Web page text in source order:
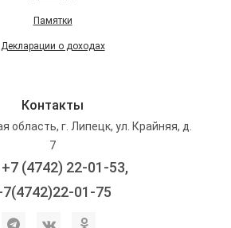
Памятки
Декларации о доходах
Контакты
область, г. Липецк, ул. Крайняя, д.
7
+7 (4742) 22-01-53,
01-75